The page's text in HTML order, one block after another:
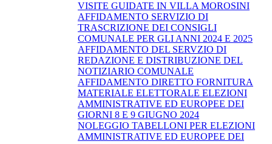
VISITE GUIDATE IN VILLA MOROSINI
AFFIDAMENTO SERVIZIO DI
TRASCRIZIONE DEI CONSIGLI
COMUNALE PER GLI ANNI 2024 E 2025
AFFIDAMENTO DEL SERVZIO DI
REDAZIONE E DISTRIBUZIONE DEL
NOTIZIARIO COMUNALE
AFFIDAMENTO DIRETTO FORNITURA
MATERIALE ELETTORALE ELEZIONI
AMMINISTRATIVE ED EUROPEE DEI
GIORNI 8 E 9 GIUGNO 2024
NOLEGGIO TABELLONI PER ELEZIONI
AMMINISTRATIVE ED EUROPEE DEI